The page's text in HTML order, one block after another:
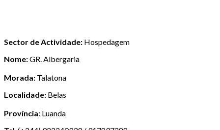
Sector de Actividade: Hospedagem
Nome:GR. Albergaria
Morada: Talatona
Localidade: Belas
Província: Luanda